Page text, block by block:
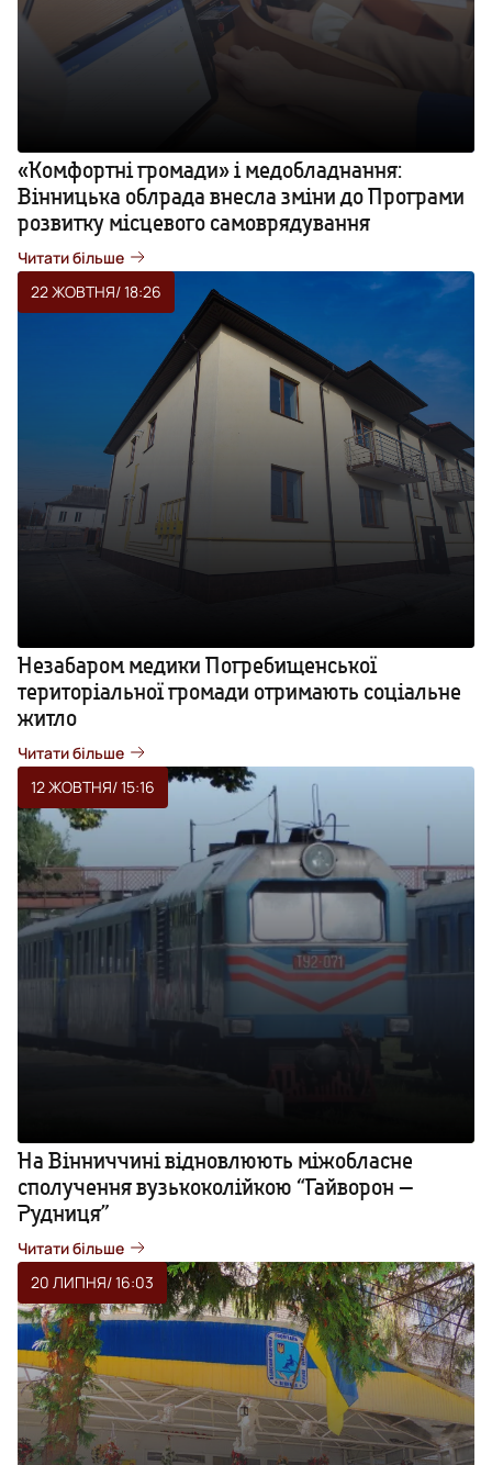
«Комфортні громади» і медобладнання:
Вінницька облрада внесла зміни до Програми
розвитку місцевого самоврядування
Читати більше
22 ЖОВТНЯ/ 18:26
Незабаром медики Погребищенської
територіальної громади отримають соціальне
житло
Читати більше
12 ЖОВТНЯ/ 15:16
На Вінниччині відновлюють міжобласне
сполучення вузькоколійкою “Гайворон —
Рудниця”
Читати більше
20 ЛИПНЯ/ 16:03